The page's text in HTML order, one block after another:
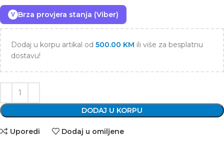
V Brza provjera stanja (Viber)
Dodaj u korpu artikal od 500.00 KM ili više za besplatnu
dostavu!
DODAJ U KORPU
Uporedi Dodaj u omiljene